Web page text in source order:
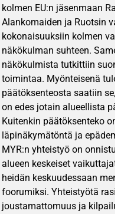
kolmen EU:n jäsenmaan
Alankomaiden ja Ruotsin
kokonaisuuksiin kolmen
näkökulman suhteen.
näkökulmista tutkittiin
toimintaa. Myönteisenä
päätöksenteosta saatiin se,
on edes jotain alueellista
Kuitenkin päätöksenteko on
läpinäkymätöntä ja
MYR:n yhteistyö on
alueen keskeiset vaikuttajat
heidän keskuudessaan
foorumiksi. Yhteistyötä
joustamattomuus ja kilpailu.